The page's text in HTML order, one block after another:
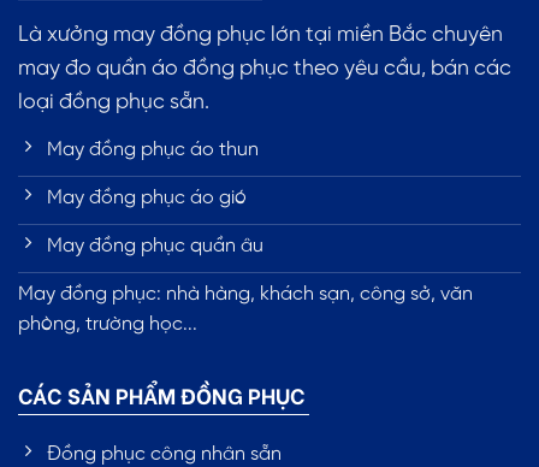
Là xưởng may đồng phục lớn tại miền Bắc chuyên
may đo quần áo đồng phục theo yêu cầu, bán các
loại đồng phục sẵn.
May đồng phục áo thun
May đồng phục áo gió
May đồng phục quần âu
May đồng phục: nhà hàng, khách sạn, công sở, văn
phòng, trường học...
CÁC SẢN PHẨM ĐỒNG PHỤC
Đồng phục công nhân sẵn